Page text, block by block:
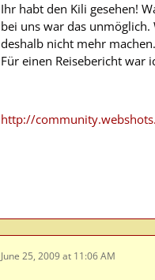
Ihr habt den Kili gesehen!
bei uns war das
deshalb nicht mehr machen.
Für einen Reisebericht war
http://
June 25, 2009 at 11:06 AM